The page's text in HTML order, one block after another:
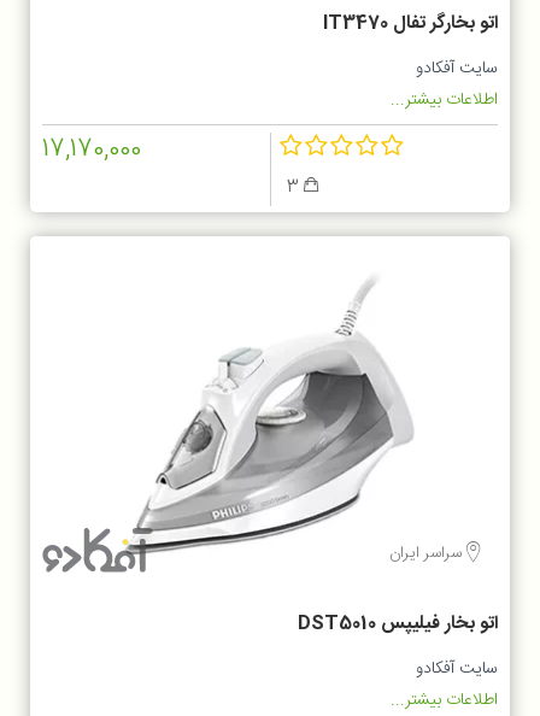
اتو بخارگر تفال IT3470
سایت آفکادو
اطلاعات بیشتر...
3
17,170,000
سراسر ایران
اتو بخار فیلیپس DST5010
سایت آفکادو
اطلاعات بیشتر...